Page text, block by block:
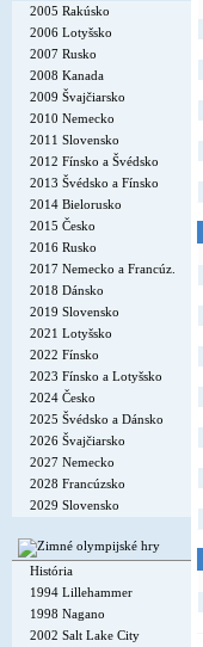
2005 Rakúsko
2006 Lotyšsko
2007 Rusko
2008 Kanada
2009 Švajčiarsko
2010 Nemecko
2011 Slovensko
2012 Fínsko a Švédsko
2013 Švédsko a Fínsko
2014 Bielorusko
2015 Česko
2016 Rusko
2017 Nemecko a Francúz.
2018 Dánsko
2019 Slovensko
2021 Lotyšsko
2022 Fínsko
2023 Fínsko a Lotyšsko
2024 Česko
2025 Švédsko a Dánsko
2026 Švajčiarsko
2027 Nemecko
2028 Francúzsko
2029 Slovensko
História
1994 Lillehammer
1998 Nagano
2002 Salt Lake City